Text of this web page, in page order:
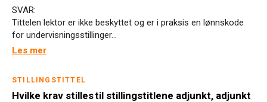
SVAR:
Tittelen lektor er ikke beskyttet og er i praksis en lønnskode
for undervisningsstillinger...
Les mer
STILLINGSTITTEL
Hvilke krav stilles til stillingstitlene adjunkt, adjunkt